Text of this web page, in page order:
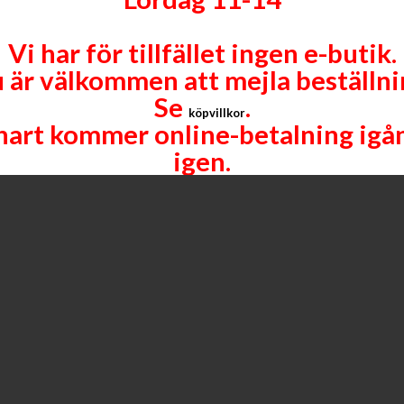
Vi har för tillfället ingen e-butik.
är välkommen att mejla
Se köpvillkor.
kommer online-betalning
igen.